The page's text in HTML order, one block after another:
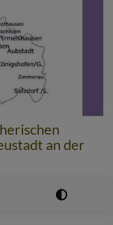
an der